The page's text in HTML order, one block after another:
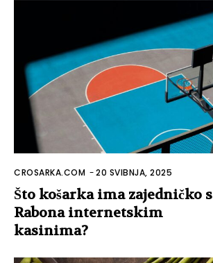
CROSARKA.COM -20 SVIBNJA, 2025
Što košarka ima zajedničko s
Rabona internetskim
kasinima?